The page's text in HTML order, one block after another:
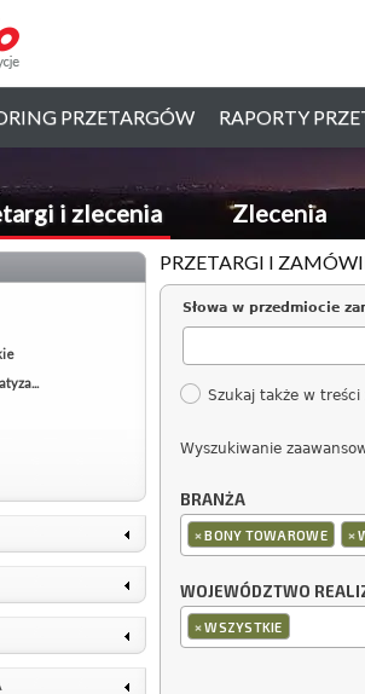
PRZETARGÓW RAPORTY
i zlecenia Zlecenia
PRZETARGI I
Słowa w przedmiocie
Szukaj także w treści
Wyszukiwanie
BRANŻA
×BONY TOWAROWE ×
WOJEWÓDZTWO
×WSZYSTKIE